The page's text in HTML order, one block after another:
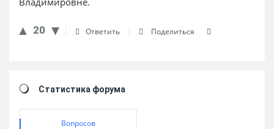
20 Ответить Поделиться
Статистика форума
Вопросов